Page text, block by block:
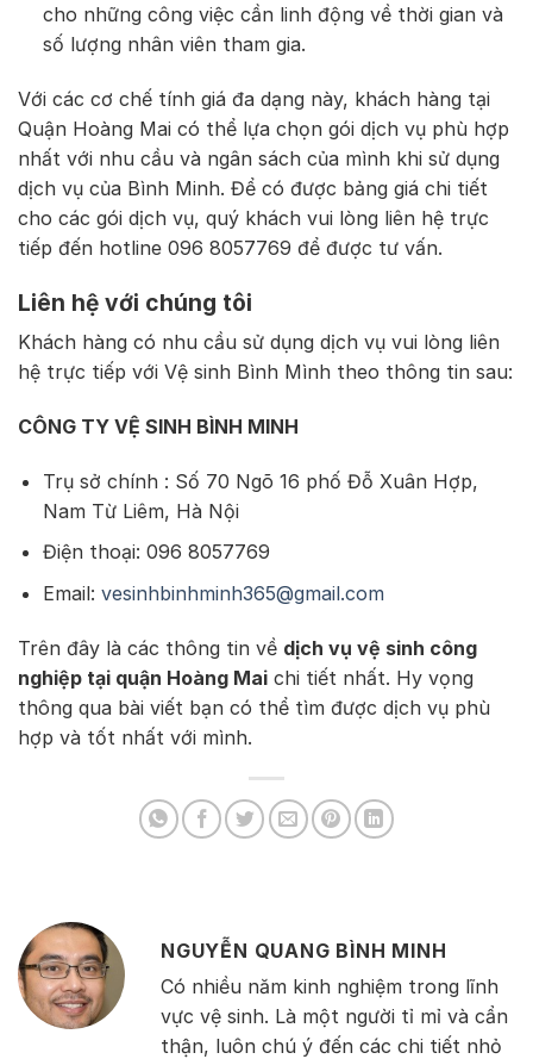
cho những công việc cần linh động về thời gian và
số lượng nhân viên tham gia.
Với các cơ chế tính giá đa dạng này, khách hàng tại
Quận Hoàng Mai có thể lựa chọn gói dịch vụ phù hợp
nhất với nhu cầu và ngân sách của mình khi sử dụng
dịch vụ của Bình Minh. Để có được bảng giá chi tiết
cho các gói dịch vụ, quý khách vui lòng liên hệ trực
tiếp đến hotline 096 8057769 để được tư vấn.
Liên hệ với chúng tôi
Khách hàng có nhu cầu sử dụng dịch vụ vui lòng liên
hệ trực tiếp với Vệ sinh Bình Mình theo thông tin sau:
CÔNG TY VỆ SINH BÌNH MINH
Trụ sở chính : Số 70 Ngõ 16 phố Đỗ Xuân Hợp,
Nam Từ Liêm, Hà Nội
Điện thoại: 096 8057769
Email: vesinhbinhminh365@gmail.com
Trên đây là các thông tin về dịch vụ vệ sinh công
nghiệp tại quận Hoàng Mai chi tiết nhất. Hy vọng
thông qua bài viết bạn có thể tìm được dịch vụ phù
hợp và tốt nhất với mình.
NGUYỄN QUANG BÌNH MINH
Có nhiều năm kinh nghiệm trong lĩnh
vực vệ sinh. Là một người tỉ mỉ và cẩn
thận, luôn chú ý đến các chi tiết nhỏ